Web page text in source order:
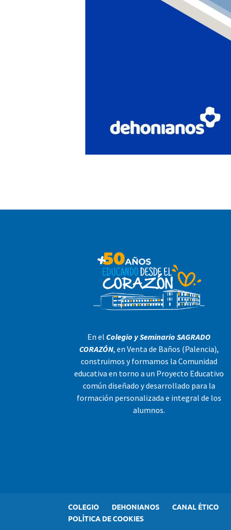
En el Colegio y Seminario SAGRADO
CORAZÓN, en Venta de Baños (Palencia),
construimos y formamos la Comunidad
educativa en torno a un Proyecto Educativo
común diseñado y desarrollado para la
formación personalizada e integral de los
alumnos.
COLEGIO DEHONIANOS CANAL ÉTICO
POLÍTICA DE COOKIES